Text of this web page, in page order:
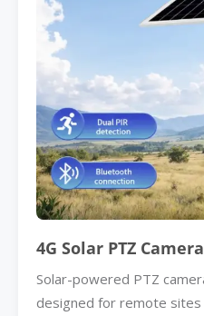
4G Solar PTZ Camera
Solar-powered PTZ
designed for remote